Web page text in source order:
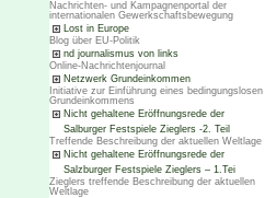
Nachrichten- und Kampagnenportal der
internationalen Gewerkschaftsbewegung
Lost in Europe
Blog über EU-Politik
nd journalismus von links
Online-Nachrichtenjournal
Netzwerk Grundeinkommen
Initiative zur Einführung eines bedingungslosen
Grundeinkommens
Nicht gehaltene Eröffnungsrede der
Salburger Festspiele Zieglers -2. Teil
Treffende Beschreibung der aktuellen Weltlage
Nicht gehaltene Eröffnungsrede der
Salzburger Festspiele Zieglers – 1.Tei
Zieglers treffende Beschreibung der aktuellen
Weltlage